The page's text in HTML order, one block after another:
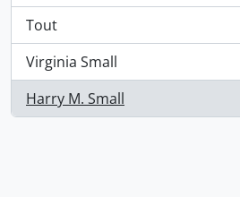
Tout
Virginia Small
, 1 résultats
Harry M. Small
, 1 résultats